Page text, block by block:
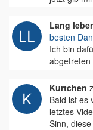
Lang
besten
Ich bin
abgetreten
Kurtchen
Bald ist es
letztes
Sinn,